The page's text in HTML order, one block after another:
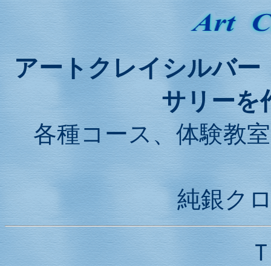
アートクレイシルバ
サリーを
各種コース、体験教
純銀ク